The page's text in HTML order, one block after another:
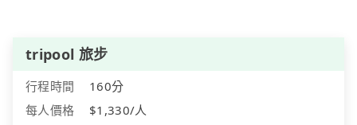
tripool 旅步
行程時間
160分
每人價格
$1,330/人